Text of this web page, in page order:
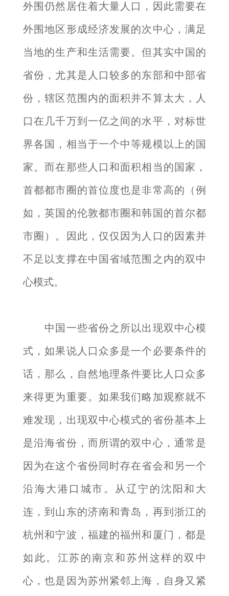
外围仍然居住着大量人口，因此需要在
外围地区形成经济发展的次中心，满足
当地的生产和生活需要。但其实中国的
省份，尤其是人口较多的东部和中部省
份，辖区范围内的面积并不算太大，人
口在几千万到一亿之间的水平，对标世
界各国，相当于一个中等规模以上的国
家。而在那些人口和面积相当的国家，
首都都市圈的首位度也是非常高的（例
如，英国的伦敦都市圈和韩国的首尔都
市圈）。因此，仅仅因为人口的因素并
不足以支撑在中国省域范围之内的双中
心模式。
中国一些省份之所以出现双中心模
式，如果说人口众多是一个必要条件的
话，那么，自然地理条件要比人口众多
来得更为重要。如果我们略加观察就不
难发现，出现双中心模式的省份基本上
是沿海省份，而所谓的双中心，通常是
因为在这个省份同时存在省会和另一个
沿海大港口城市。从辽宁的沈阳和大
连，到山东的济南和青岛，再到浙江的
杭州和宁波，福建的福州和厦门，都是
如此。江苏的南京和苏州这样的双中
心，也是因为苏州紧邻上海，自身又紧